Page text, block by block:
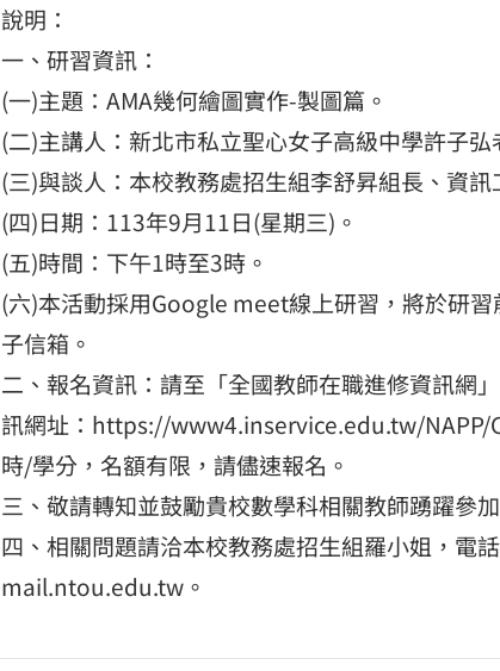
說明：
一、研習資訊：
(一)主題：AMA幾何繪圖實作-製圖篇。
(二)主講人：新北市私立聖心女子高級中學許子弘
(三)與談人：本校教務處招生組李舒昇組長、資
(四)日期：113年9月11日(星期三)。
(五)時間：下午1時至3時。
(六)本活動採用Google meet線上研習，將於研
子信箱。
二、報名資訊：請至「全國教師在職進修資訊網
訊網址：https://www4.inservice.edu.tw/NAPP/
時/學分，名額有限，請儘速報名。
三、敬請轉知並鼓勵貴校數學科相關教師踴躍參
四、相關問題請洽本校教務處招生組羅小姐，
mail.ntou.edu.tw。